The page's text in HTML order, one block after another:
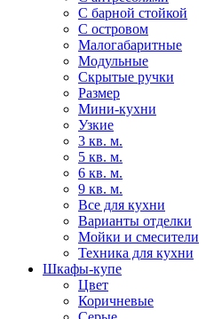
С барной стойкой
С островом
Малогабаритные
Модульные
Скрытые ручки
Размер
Мини-кухни
Узкие
3 кв. м.
5 кв. м.
6 кв. м.
9 кв. м.
Все для кухни
Варианты отделки
Мойки и смесители
Техника для кухни
Шкафы-купе
Цвет
Коричневые